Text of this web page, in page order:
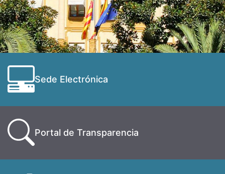
Sede Electrónica
Portal de Transparencia